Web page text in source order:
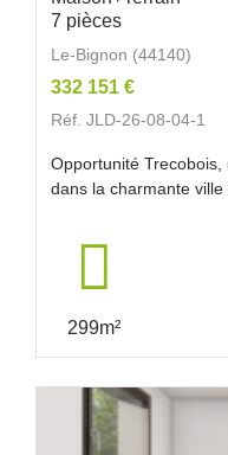
7 pièces
Le-Bignon (44140)
332 151 €
Réf. JLD-26-08-04-1
Opportunité
dans la charmante ville
299m²